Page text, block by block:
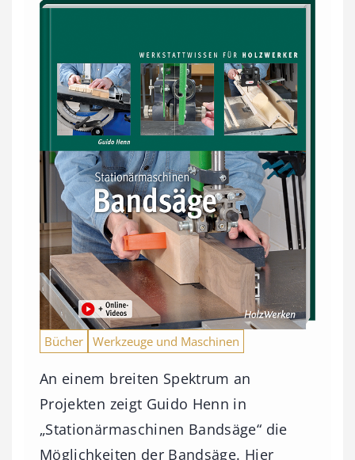
Bücher Werkzeuge und Maschinen
An einem breiten Spektrum an
Projekten zeigt Guido Henn in
„Stationärmaschinen Bandsäge“ die
Möglichkeiten der Bandsäge. Hier